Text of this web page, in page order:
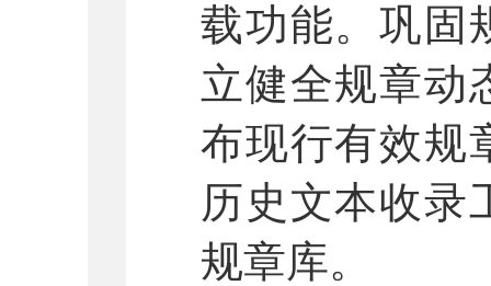
载功能。巩固
立健全规章动
布现行有效规
历史文本收录
规章库。